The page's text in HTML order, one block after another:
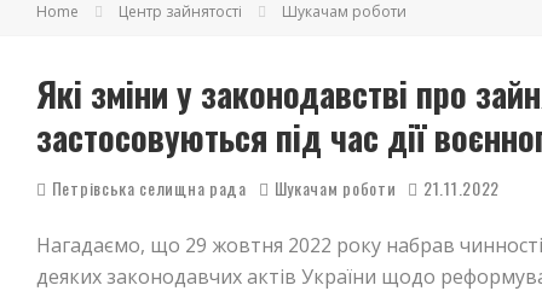
Home Центр зайнятості Шукачам роботи
Які зміни у законодавстві про
застосовуються під час дії
Петрівська селищна рада Шукачам роботи 21.11.2022
Нагадаємо, що 29 жовтня 2022 року набрав
деяких законодавчих актів України щодо